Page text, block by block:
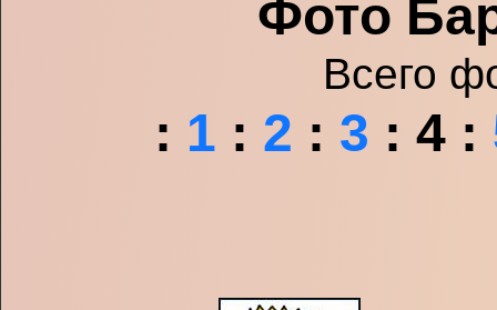
Фото
Всего
: 1 : 2 : 3 : 4: